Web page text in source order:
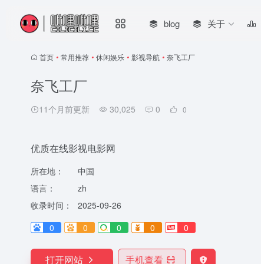
blog 关于
首页 • 常用推荐 • 休闲娱乐 • 影视导航 • 奈飞工厂
奈飞工厂
11个月前更新 30,025 0 0
优质在线影视电影网
所在地：
中国
语言：
zh
收录时间：
2025-09-26
0
0 0 0 0
打开网站 手机查看